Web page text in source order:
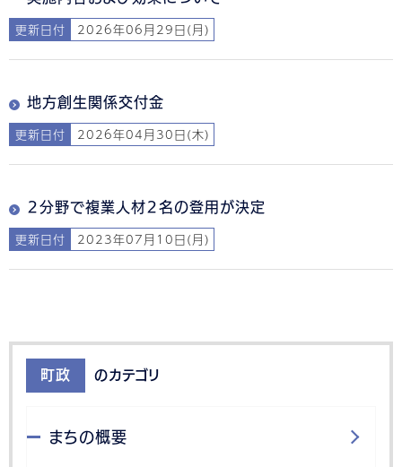
更新日付 2026年06月29日(月)
地方創生関係交付金
更新日付 2026年04月30日(木)
２分野で複業人材２名の登用が決定
更新日付 2023年07月10日(月)
町政 のカテゴリ
まちの概要